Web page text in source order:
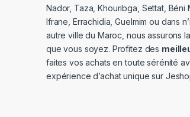
Nador, Taza, Khouribga, Settat, Béni
Ifrane, Errachidia, Guelmim ou dans
autre ville du Maroc, nous assurons
que vous soyez. Profitez des
faites vos achats en toute sérénité
expérience d’achat unique sur